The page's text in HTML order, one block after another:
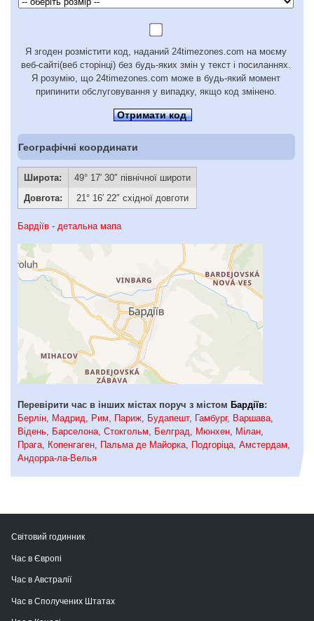
Я згоден розмістити код, наданий 24timezones.com на моєму
веб-сайті(веб сторінці) без будь-яких змін у текст і посиланнях.
Я розумію, що 24timezones.com може в будь-який момент
припинити обслуговування у випадку, якщо код змінено.
Отримати код
Географічні координати
Широта:
49° 17′ 30″ північної широти
Довгота:
21° 16′ 22″ східної довготи
Бардіїв - детальна мапа
Перевірити час в інших містах поруч з містом Бардіїв:
Берлін
Мадрид Рим Париж Будапешт, Гамбург, Варшава
Відень
Барселона Стокгольм Белград Мюнхен Мілан
Прага
Копенгаген Пальма де Майорка Подгоріца Амстердам
Андорра-ла-Велья
Світовий годинник
Час в Європі
Час в Австралії
Час в Сполучених Штатах